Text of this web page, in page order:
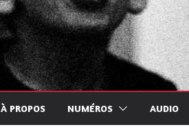
À PROPOS NUMÉROS AUDIO